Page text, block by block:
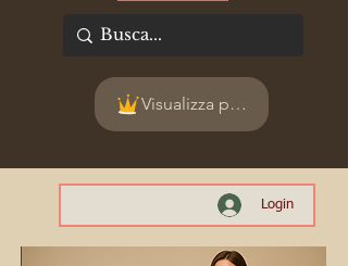
Visualizza punti
Login